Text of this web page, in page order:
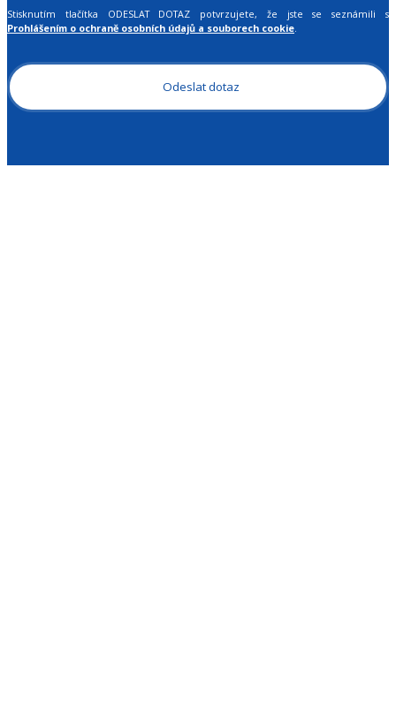
Stisknutím tlačítka ODESLAT DOTAZ potvrzujete, že jste se seznámili s
Prohlášením o ochraně osobních údajů a souborech cookie.
Odeslat dotaz